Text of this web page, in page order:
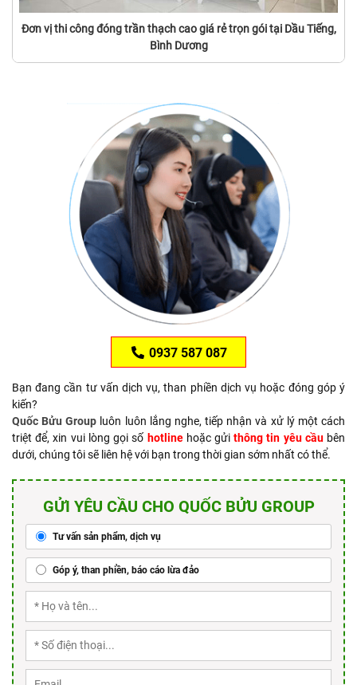
Đơn vị thi công đóng trần thạch cao giá rẻ trọn gói tại Dầu Tiếng,
Bình Dương
0937 587 087
Bạn đang cần tư vấn dịch vụ, than phiền dịch vụ hoặc đóng góp ý
kiến?
Quốc Bửu Group luôn luôn lắng nghe, tiếp nhận và xử lý một cách
triệt để, xin vui lòng gọi số hotlinehoặc gửithông tin yêu cầubên
dưới, chúng tôi sẽ liên hệ với bạn trong thời gian sớm nhất có thể.
GỬI YÊU CẦU CHO QUỐC BỬU GROUP
Tư vấn sản phẩm, dịch vụ
Góp ý, than phiền, báo cáo lừa đảo